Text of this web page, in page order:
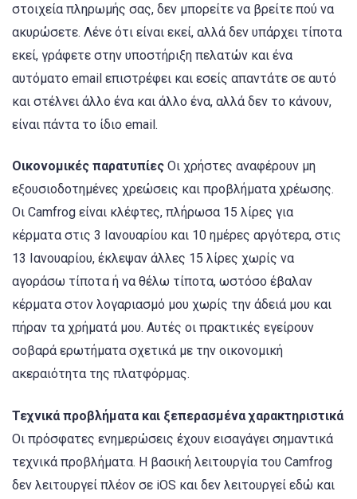
στοιχεία πληρωμής σας, δεν μπορείτε να βρείτε πού να
ακυρώσετε. Λένε ότι είναι εκεί, αλλά δεν υπάρχει τίποτα
εκεί, γράφετε στην υποστήριξη πελατών και ένα
αυτόματο email επιστρέφει και εσείς απαντάτε σε αυτό
και στέλνει άλλο ένα και άλλο ένα, αλλά δεν το κάνουν,
είναι πάντα το ίδιο email.
Οικονομικές παρατυπίες Οι χρήστες αναφέρουν μη
εξουσιοδοτημένες χρεώσεις και προβλήματα χρέωσης.
Οι Camfrog είναι κλέφτες, πλήρωσα 15 λίρες για
κέρματα στις 3 Ιανουαρίου και 10 ημέρες αργότερα, στις
13 Ιανουαρίου, έκλεψαν άλλες 15 λίρες χωρίς να
αγοράσω τίποτα ή να θέλω τίποτα, ωστόσο έβαλαν
κέρματα στον λογαριασμό μου χωρίς την άδειά μου και
πήραν τα χρήματά μου. Αυτές οι πρακτικές εγείρουν
σοβαρά ερωτήματα σχετικά με την οικονομική
ακεραιότητα της πλατφόρμας.
Τεχνικά προβλήματα και ξεπερασμένα χαρακτηριστικά
Οι πρόσφατες ενημερώσεις έχουν εισαγάγει σημαντικά
τεχνικά προβλήματα. Η βασική λειτουργία του Camfrog
δεν λειτουργεί πλέον σε iOS και δεν λειτουργεί εδώ και